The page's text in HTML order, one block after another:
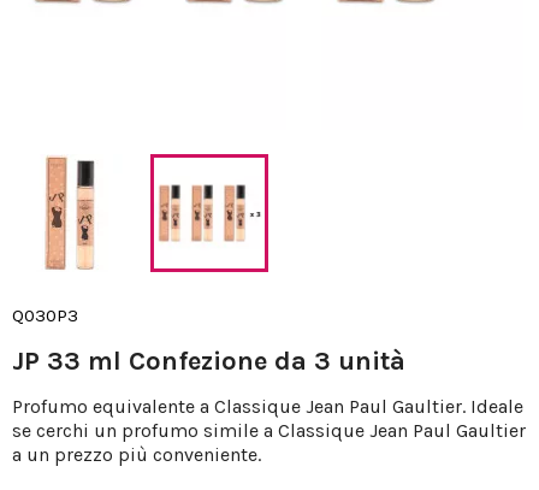
Q030P3
JP 33 ml Confezione da 3 unità
Profumo equivalente a Classique Jean Paul Gaultier. Ideale
se cerchi un profumo simile a Classique Jean Paul Gaultier
a un prezzo più conveniente.